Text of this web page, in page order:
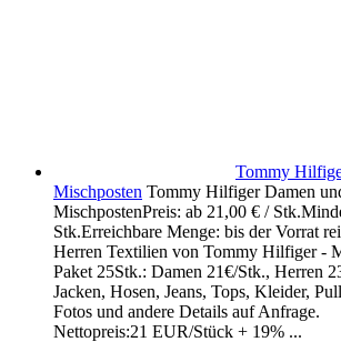
Tommy
Mischposten Tommy Hilfiger Damen
MischpostenPreis: ab 21,00 € /
Stk.Erreichbare Menge: bis der Vorrat
Herren Textilien von Tommy Hilfiger -
Paket 25Stk.: Damen 21€/Stk., Herren
Jacken, Hosen, Jeans, Tops, Kleider,
Fotos und andere Details auf Anfrage.
Nettopreis:21 EUR/Stück + 19% ...